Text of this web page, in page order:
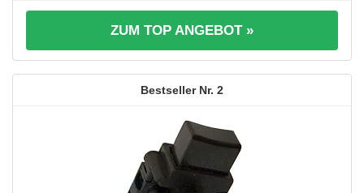
ZUM TOP ANGEBOT »
2